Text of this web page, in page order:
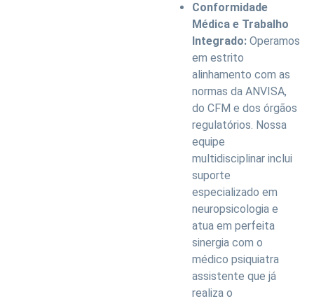
Conformidade
Médica e Trabalho
Integrado: Operamos
em estrito
alinhamento com as
normas da ANVISA,
do CFM e dos órgãos
regulatórios. Nossa
equipe
multidisciplinar inclui
suporte
especializado em
neuropsicologia e
atua em perfeita
sinergia com o
médico psiquiatra
assistente que já
realiza o